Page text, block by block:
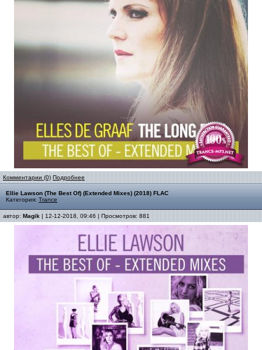
Комментарии (0) Подробнее
Ellie Lawson (The Best Of) (Extended Mixes) (2018) FLAC
Категория: Trance
автор: Magik | 12-12-2018, 09:46 | Просмотров: 881